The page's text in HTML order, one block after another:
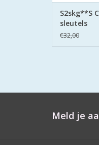
S2skg**S
sleutels
€32,00
Meld je